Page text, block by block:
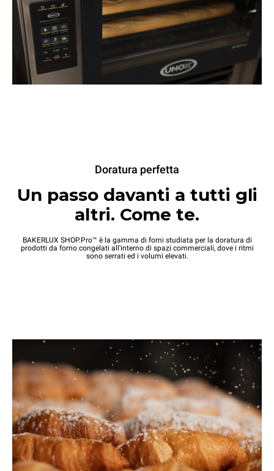
Doratura perfetta
Un passo davanti a tutti gli
altri. Come te.
BAKERLUX SHOP.Pro™ è la gamma di forni studiata per la doratura di
prodotti da forno congelati all'interno di spazi commerciali, dove i ritmi
sono serrati ed i volumi elevati.